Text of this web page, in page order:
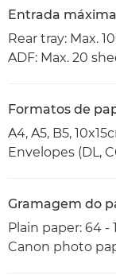
Entrada
Rear tray: Max.
ADF: Max. 20
Formatos de
A4, A5, B5,
Envelopes (DL,
Gramagem do
Plain paper: 64 -
Canon photo